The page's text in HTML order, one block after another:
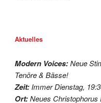
Aktuelles
Modern Voices:Neue
Tenöre & Bässe!
Zeit:Immer Dienstag,
Ort:Neues Christophorus